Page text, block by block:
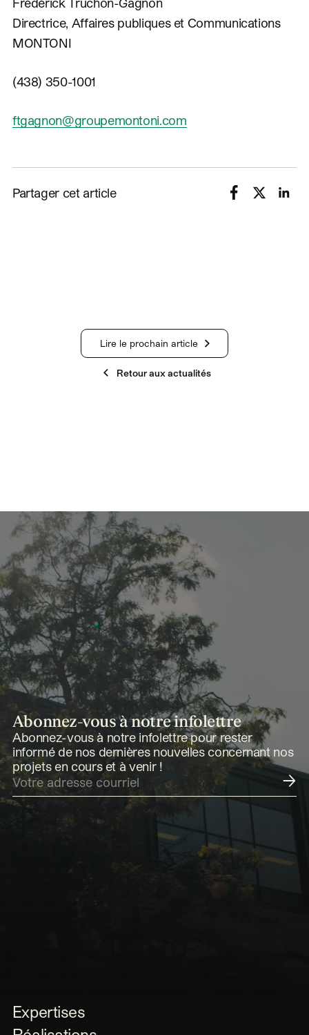
Directrice, Affaires publiques et Communications
MONTONI
(438) 350-1001
ftgagnon@groupemontoni.com
Partager cet article
Retour aux actualités
Lire le prochain article
Abonnez-vous à notre infolettre
Abonnez-vous à notre infolettre pour rester
informé de nos dernières nouvelles concernant nos
projets en cours et à venir !
Expertises